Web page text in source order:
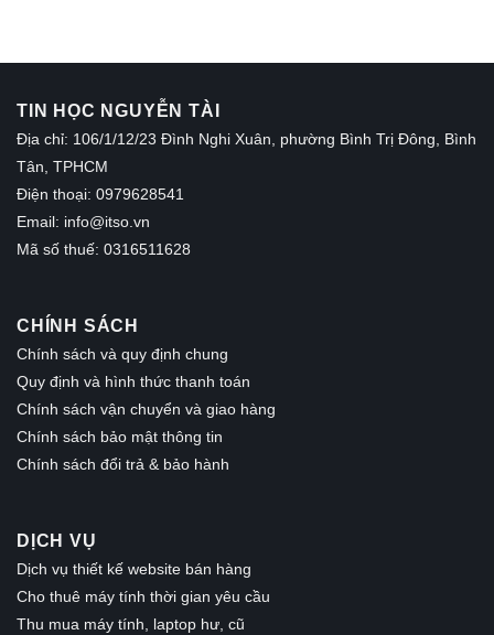
TIN HỌC NGUYỄN TÀI
Địa chỉ: 106/1/12/23 Đình Nghi Xuân, phường Bình Trị Đông, Bình
Tân, TPHCM
Điện thoại: 0979628541
Email: info@itso.vn
Mã số thuế: 0316511628
CHÍNH SÁCH
Chính sách và quy định chung
Quy định và hình thức thanh toán
Chính sách vận chuyển và giao hàng
Chính sách bảo mật thông tin
Chính sách đổi trả & bảo hành
DỊCH VỤ
Dịch vụ thiết kế website bán hàng
Cho thuê máy tính thời gian yêu cầu
Thu mua máy tính, laptop hư, cũ